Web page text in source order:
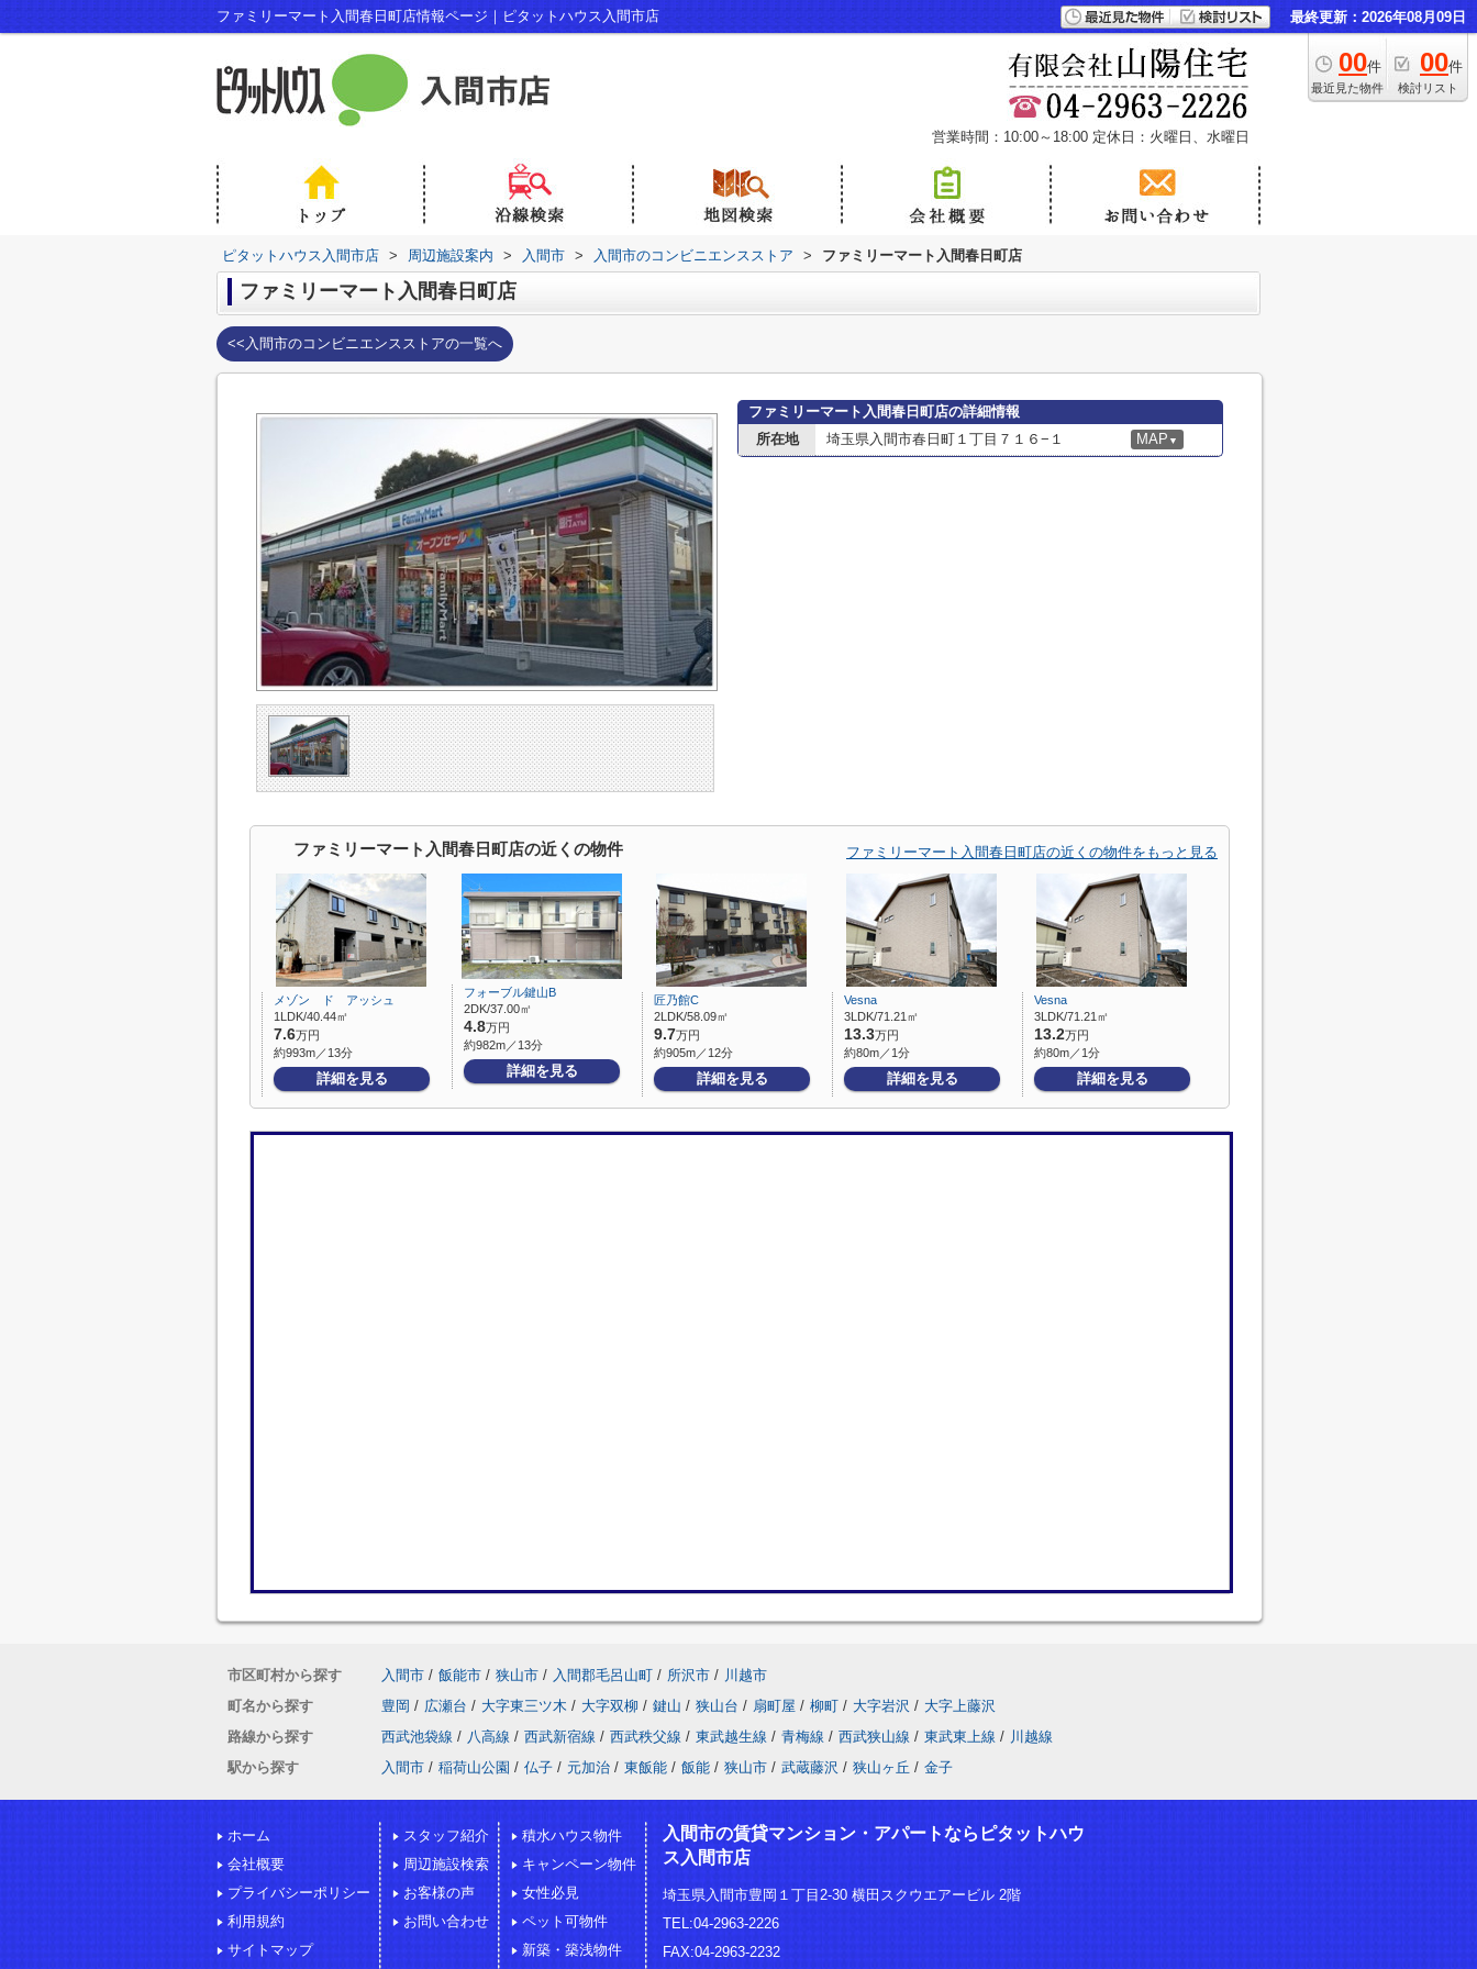
ファミリーマート入間春日町店情報ページ｜ピタットハウス入間市店 最終更新：2026年08月09日
00件
最近見た物件
00件
検討リスト
営業時間：10:00～18:00 定休日：火曜日、水曜日
ピタットハウス入間市店 > 周辺施設案内 > 入間市 > 入間市のコンビニエンスストア > ファミリーマート入間春日町店
ファミリーマート入間春日町店
<<入間市のコンビニエンスストアの一覧へ
ファミリーマート入間春日町店の詳細情報
所在地
埼玉県入間市春日町１丁目７１６−１ MAP ▼
ファミリーマート入間春日町店の近くの物件 ファミリーマート入間春日町店の近くの物件をもっと見る
メゾン ド アッシュ
1LDK/40.44㎡
7.6万円
約993m／13分
詳細を見る
フォーブル鍵山B
2DK/37.00㎡
4.8万円
約982m／13分
詳細を見る
匠乃館C
2LDK/58.09㎡
9.7万円
約905m／12分
詳細を見る
Vesna
3LDK/71.21㎡
13.3万円
約80m／1分
詳細を見る
Vesna
3LDK/71.21㎡
13.2万円
約80m／1分
詳細を見る
市区町村から探す 入間市 / 飯能市 / 狭山市 / 入間郡毛呂山町 / 所沢市 / 川越市
町名から探す
豊岡 / 広瀬台 / 大字東三ツ木 / 大字双柳 / 鍵山 / 狭山台 / 扇町屋 / 柳町 / 大字岩沢 / 大字上藤沢
路線から探す
西武池袋線 / 八高線 / 西武新宿線 / 西武秩父線 / 東武越生線 / 青梅線 / 西武狭山線 / 東武東上線 / 川越線
駅から探す
入間市 / 稲荷山公園 / 仏子 / 元加治 / 東飯能 / 飯能 / 狭山市 / 武蔵藤沢 / 狭山ヶ丘 / 金子
ホーム
会社概要
プライバシーポリシー
利用規約
サイトマップ
スタッフ紹介
周辺施設検索
お客様の声
お問い合わせ
積水ハウス物件
キャンペーン物件
女性必見
ペット可物件
新築・築浅物件
入間市の賃貸マンション・アパートならピタットハウ
ス入間市店
埼玉県入間市豊岡１丁目2-30 横田スクウエアービル 2階
TEL:04-2963-2226
FAX:04-2963-2232